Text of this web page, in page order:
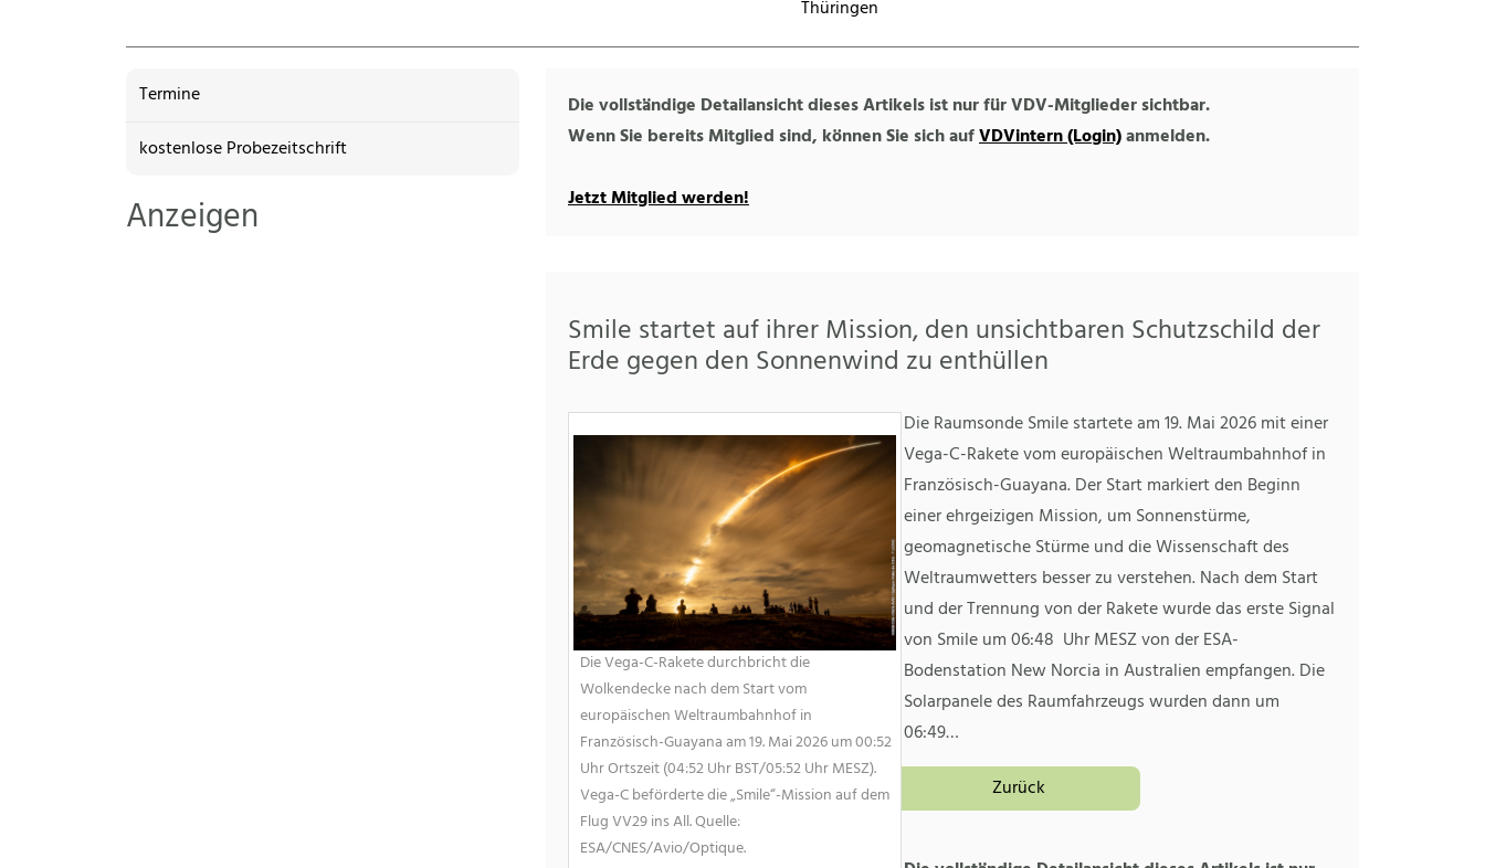
Thüringen
Termine
kostenlose Probezeitschrift
Anzeigen
Die vollständige Detailansicht dieses Artikels ist nur für VDV-Mitglieder sichtbar.
Wenn Sie bereits Mitglied sind, können Sie sich aufVDVintern (Login)anmelden.
Jetzt Mitglied werden!
Smile startet auf ihrer Mission, den unsichtbaren Schutzschild der
Erde gegen den Sonnenwind zu enthüllen
Die Vega-C-Rakete durchbricht die
Wolkendecke nach dem Start vom
europäischen Weltraumbahnhof in
Französisch-Guayana am 19. Mai 2026 um 00:52
Uhr Ortszeit (04:52 Uhr BST/05:52 Uhr MESZ).
Vega-C beförderte die „Smile“-Mission auf dem
Flug VV29 ins All. Quelle:
ESA/CNES/Avio/Optique.
Die Raumsonde Smile startete am 19. Mai 2026 mit einer
Vega-C-Rakete vom europäischen Weltraumbahnhof in
Französisch-Guayana. Der Start markiert den Beginn
einer ehrgeizigen Mission, um Sonnenstürme,
geomagnetische Stürme und die Wissenschaft des
Weltraumwetters besser zu verstehen. Nach dem Start
und der Trennung von der Rakete wurde das erste Signal
von Smile um 06:48 Uhr MESZ von der ESA-
Bodenstation New Norcia in Australien empfangen. Die
Solarpanele des Raumfahrzeugs wurden dann um
06:49…
Zurück